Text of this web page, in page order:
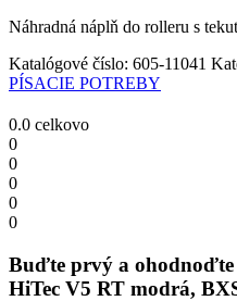
RT
BXS-
V5RT
Náhradná náplň do rolleru s
Katalógové číslo: 605-11041
PÍSACIE POTREBY
0.0 celkovo
0
0
0
0
0
Buďte prvý a ohodnoďte
HiTec V5 RT modrá,